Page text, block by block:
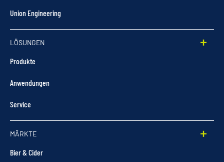
Union Engineering
LÖSUNGEN
Produkte
Anwendungen
Service
MÄRKTE
Bier & Cider